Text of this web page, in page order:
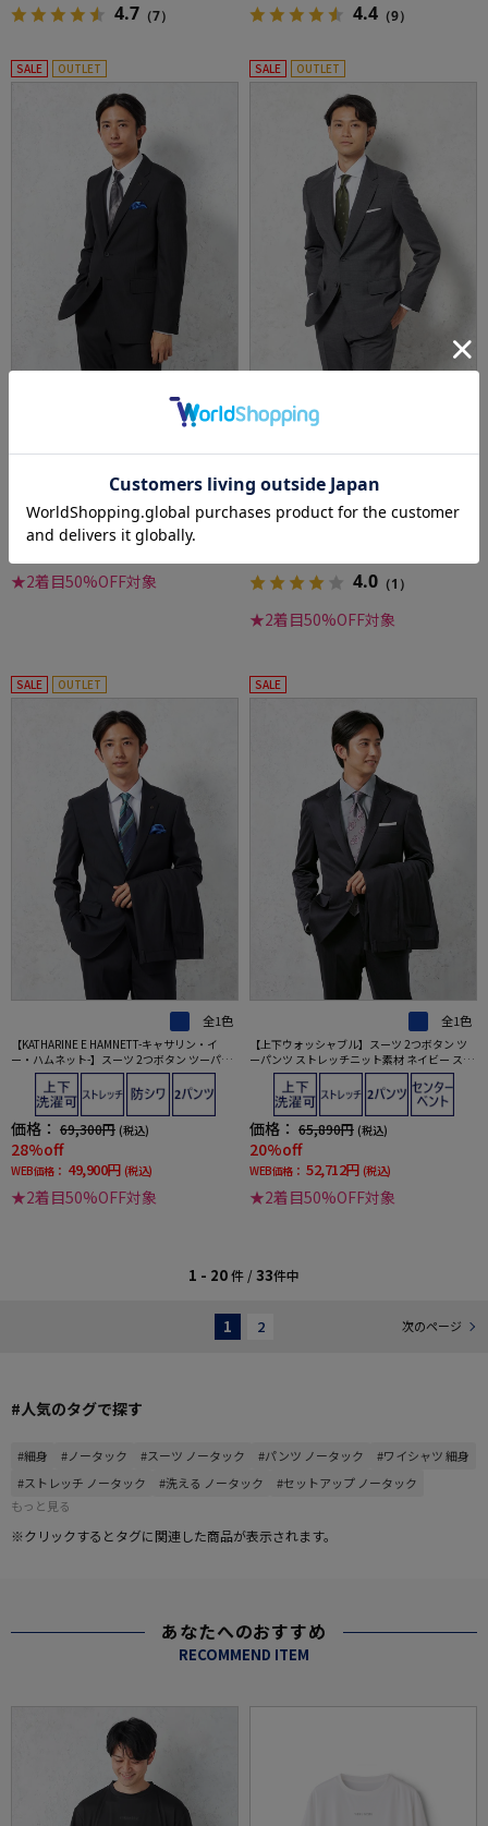
4.7 （7） 4.4 （9）
SALE OUTLET
全1色
【KATHARINE E HAMNETT-キャサリン・イ
ッシャブル サスティナブルウール ブラック ス
価格： 58,300円 (税込)
32%off
★2着目50%OFF対象
SALE OUTLET
【ウール100%】スーツ 2つボタン ANGELICO
カー 通年
価格：65,890円 (税込)
4.0 （1）
★2着目50%OFF対象
SALE OUTLET
全1色
【KATHARINE E HAMNETT-キャサリン・イ
ー・ハムネット-】スーツ 2つボタン ツーパン
ツ 上下ウォッシャブル 防シワ ネイビー シャド
ウストライプ 秋冬
価格： 69,300円 (税込)
28%off
WEB価格： 49,900円 (税込)
★2着目50%OFF対象
SALE
全1色
【上下ウォッシャブル】スーツ 2つボタン ツ
ーパンツ ストレッチニット素材 ネイビー スト
ライプ リッケンバッカー 秋冬
価格： 65,890円 (税込)
20%off
WEB価格： 52,712円 (税込)
★2着目50%OFF対象
1 - 20件 /33件中
1 2 次のページ
#人気のタグで探す
#細身 #ノータック #スーツ ノータック #パンツ ノータック
#ワイシャツ 細身
#ストレッチ ノータック
#洗える ノータック
#セットアップ ノータック
もっと見る
※クリックするとタグに関連した商品が表示されます。
あなたへのおすすめ
RECOMMEND ITEM